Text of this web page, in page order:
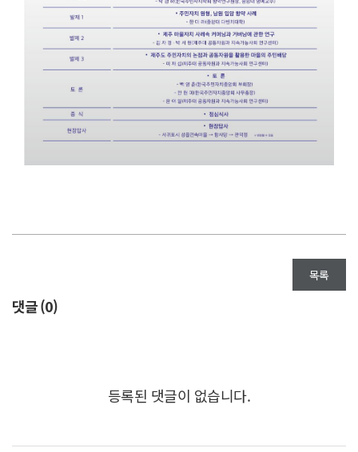
목록
댓글 (0)
등록된 댓글이 없습니다.